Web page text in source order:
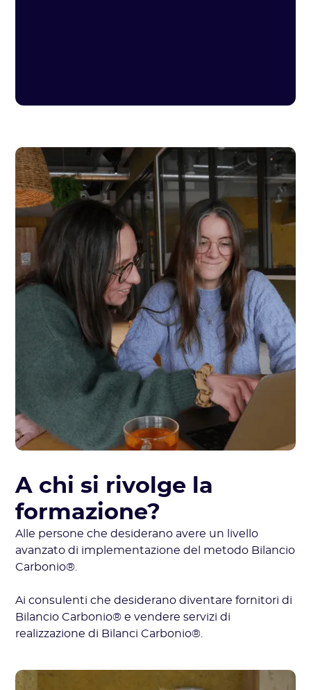
A chi si rivolge la
formazione?
Alle persone che desiderano avere un livello
avanzato di implementazione del metodo Bilancio
Carbonio®.
Ai consulenti che desiderano diventare fornitori di
Bilancio Carbonio® e vendere servizi di
realizzazione di Bilanci Carbonio®.